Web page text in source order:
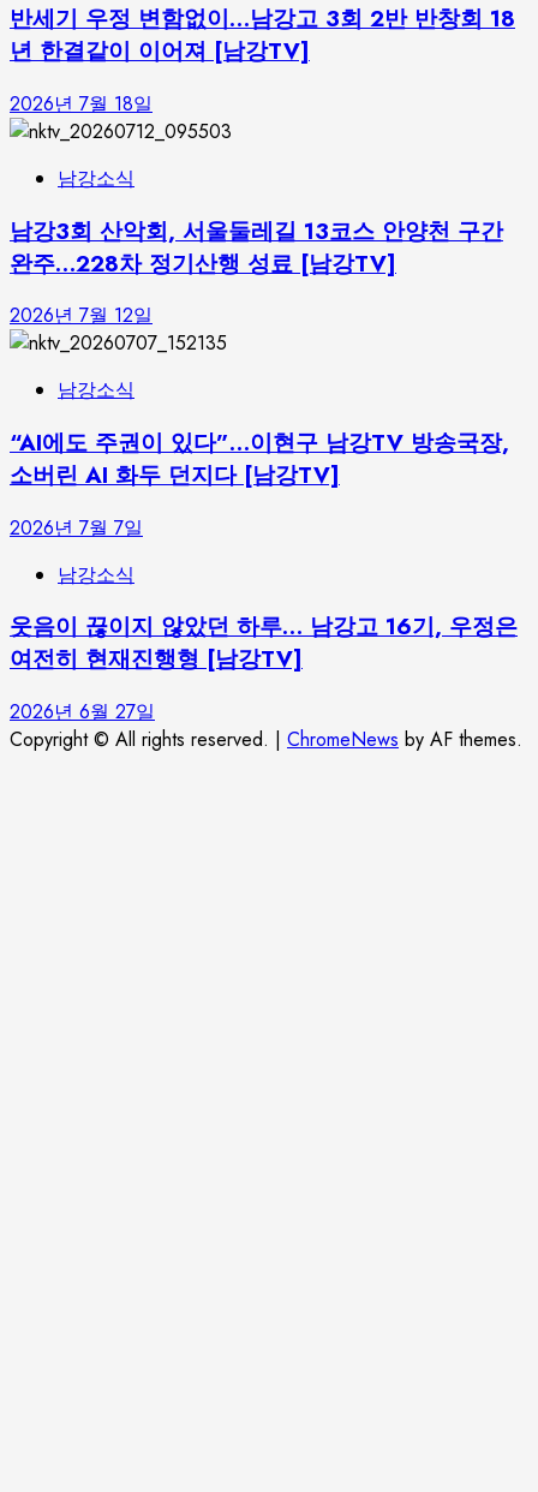
반세기 우정 변함없이…남강고 3회 2반 반창회 18
년 한결같이 이어져 [남강TV]
2026년 7월 18일
남강소식
남강3회 산악회, 서울둘레길 13코스 안양천 구간
완주…228차 정기산행 성료 [남강TV]
2026년 7월 12일
남강소식
“AI에도 주권이 있다”…이현구 남강TV 방송국장,
소버린 AI 화두 던지다 [남강TV]
2026년 7월 7일
남강소식
웃음이 끊이지 않았던 하루… 남강고 16기, 우정은
여전히 현재진행형 [남강TV]
2026년 6월 27일
Copyright © All rights reserved. | ChromeNews by AF themes.